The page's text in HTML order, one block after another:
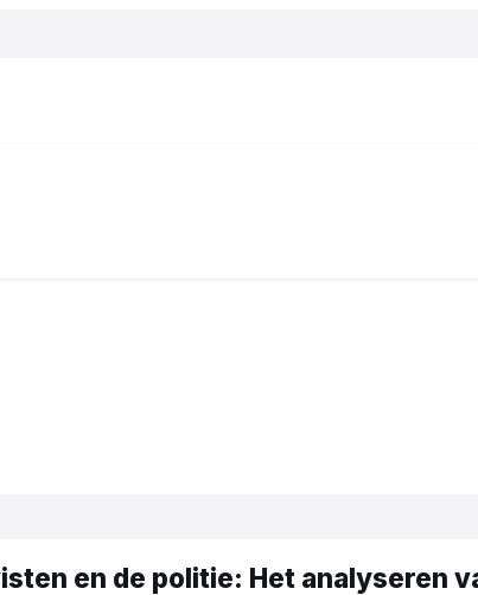
en de politie: Het analyseren